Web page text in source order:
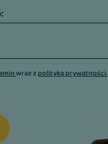
wraz zpolityką prywatności.